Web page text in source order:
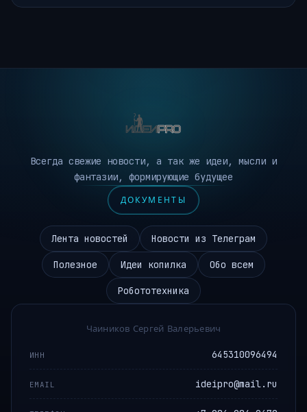
Всегда свежие новости, а так же идеи, мысли и
фантазии, формирующие будущее
ДОКУМЕНТЫ
Лента новостей Новости из Телеграм
Полезное Идеи копилка Обо всем
Робототехника
Чаиников Сергей Валерьевич
ИНН 645310096494
EMAIL ideipro@mail.ru